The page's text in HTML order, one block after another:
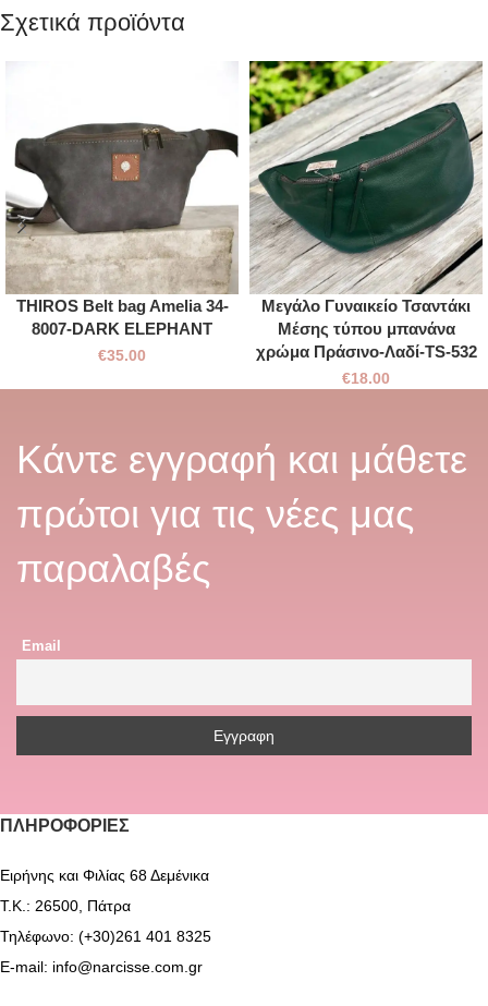
Σχετικά προϊόντα
THIROS Belt bag Amelia 34-
8007-DARK ELEPHANT
€35.00
Μεγάλο Γυναικείο Τσαντάκι
Μέσης τύπου μπανάνα
χρώμα Πράσινο-Λαδί-TS-532
€18.00
Κάντε εγγραφή και μάθετε
πρώτοι για τις νέες μας
παραλαβές
Email
ΠΛΗΡΟΦΟΡΊΕΣ
Ειρήνης και Φιλίας 68 Δεμένικα
Τ.Κ.: 26500, Πάτρα
Τηλέφωνο: (+30)261 401 8325
E-mail: info@narcisse.com.gr